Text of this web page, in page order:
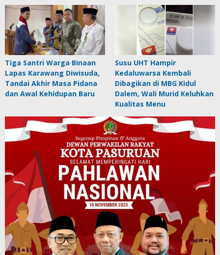
Tiga Santri Warga Binaan
Lapas Karawang Diwisuda,
Tandai Akhir Masa Pidana
dan Awal Kehidupan Baru
Susu UHT Hampir
Kedaluwarsa Kembali
Dibagikan di MBG Kidul
Dalem, Wali Murid Keluhkan
Kualitas Menu